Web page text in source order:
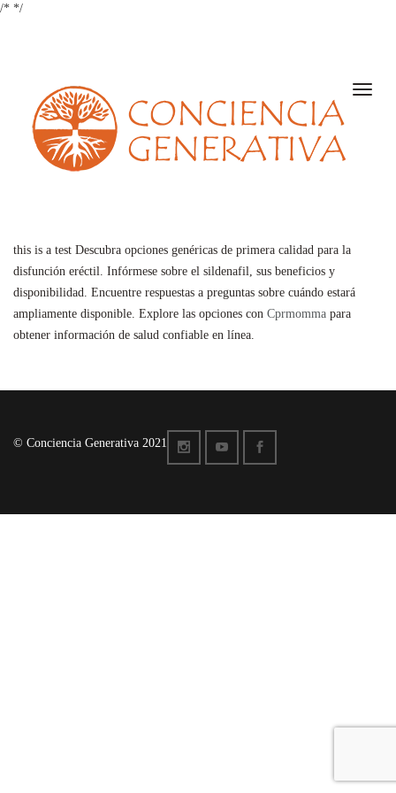
/* */
Toggle
this is a test Descubra opciones genéricas de primera calidad para la
disfunción eréctil. Infórmese sobre el sildenafil, sus beneficios y
disponibilidad. Encuentre respuestas a preguntas sobre cuándo estará
ampliamente disponible. Explore las opciones con Cprmomma para
obtener información de salud confiable en línea.
© Conciencia Generativa 2021